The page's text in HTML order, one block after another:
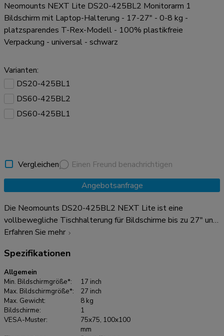
Neomounts NEXT Lite DS20-425BL2 Monitorarm 1
Bildschirm mit Laptop-Halterung - 17-27" - 0-8 kg -
platzsparendes T-Rex-Modell - 100% plastikfreie
Verpackung - universal - schwarz
Varianten:
DS20-425BL1
DS60-425BL2
DS60-425BL1
Vergleichen
Einen Freund benachrichtigen
Angebotsanfrage
Die Neomounts DS20-425BL2 NEXT Lite ist eine
vollbewegliche Tischhalterung für Bildschirme bis zu 27" und
Laptops bis zu 17,3" mit einer maximalen Tragfähigkeit von 8
und Schwenkfunktion (180°) lässt sich die Tischhalterung auf
die optimale Höhe und den optimalen Blickwinkel für Ihren
Bildschirm und Ihr Notebook einstellen. Darüber hinaus bietet
die Halterung eine manuelle Höhen- und Tiefenverstellung,
um die perfekte Arbeitsposition zu schaffen. Dank des kurzen
T-Rex®-Oberarms des NEXT Lite ist nur eine geringe Tiefe
erforderlich, wenn die Halterung in der Nähe einer Wand oder
Erfahren Sie mehr
Spezifikationen
Allgemein
Min. Bildschirmgröße*:
17 inch
Max. Bildschirmgröße*:
27 inch
Max. Gewicht:
8 kg
Bildschirme:
1
VESA-Muster:
75x75, 100x100
mm